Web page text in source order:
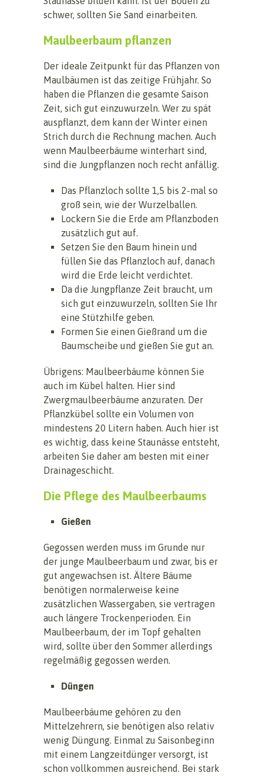
schwer, sollten Sie Sand einarbeiten.
Maulbeerbaum pflanzen
Der ideale Zeitpunkt für das Pflanzen von
Maulbäumen ist das zeitige Frühjahr. So
haben die Pflanzen die gesamte Saison
Zeit, sich gut einzuwurzeln. Wer zu spät
auspflanzt, dem kann der Winter einen
Strich durch die Rechnung machen. Auch
wenn Maulbeerbäume winterhart sind,
sind die Jungpflanzen noch recht anfällig.
Das Pflanzloch sollte 1,5 bis 2-mal so
groß sein, wie der Wurzelballen.
Lockern Sie die Erde am Pflanzboden
zusätzlich gut auf.
Setzen Sie den Baum hinein und
füllen Sie das Pflanzloch auf, danach
wird die Erde leicht verdichtet.
Da die Jungpflanze Zeit braucht, um
sich gut einzuwurzeln, sollten Sie Ihr
eine Stützhilfe geben.
Formen Sie einen Gießrand um die
Baumscheibe und gießen Sie gut an.
Übrigens: Maulbeerbäume können Sie
auch im Kübel halten. Hier sind
Zwergmaulbeerbäume anzuraten. Der
Pflanzkübel sollte ein Volumen von
mindestens 20 Litern haben. Auch hier ist
es wichtig, dass keine Staunässe entsteht,
arbeiten Sie daher am besten mit einer
Drainageschicht.
Die Pflege des Maulbeerbaums
Gießen
Gegossen werden muss im Grunde nur
der junge Maulbeerbaum und zwar, bis er
gut angewachsen ist. Ältere Bäume
benötigen normalerweise keine
zusätzlichen Wassergaben, sie vertragen
auch längere Trockenperioden. Ein
Maulbeerbaum, der im Topf gehalten
wird, sollte über den Sommer allerdings
regelmäßig gegossen werden.
Düngen
Maulbeerbäume gehören zu den
Mittelzehrern, sie benötigen also relativ
wenig Düngung. Einmal zu Saisonbeginn
mit einem Langzeitdünger versorgt, ist
schon vollkommen ausreichend. Bei stark